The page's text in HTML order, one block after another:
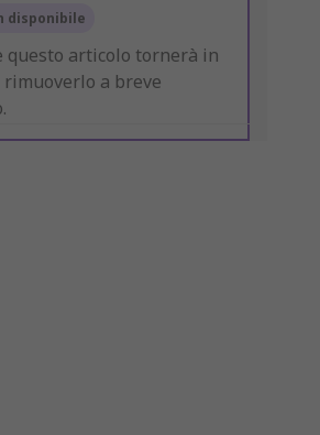
disponibile
questo articolo tornerà in
rimuoverlo a breve